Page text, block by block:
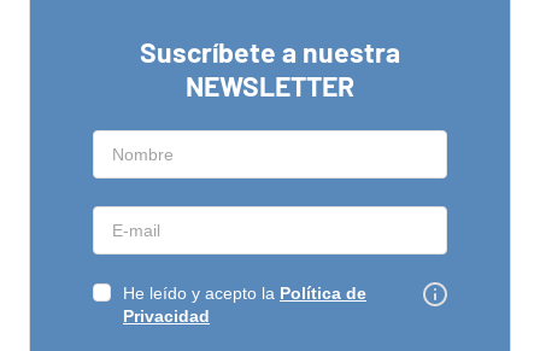
Suscríbete a nuestra
NEWSLETTER
He leído y acepto la Política de
Privacidad